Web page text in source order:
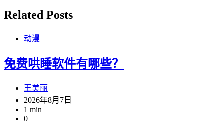
Related Posts
动漫
免费哄睡软件有哪些？
王美丽
2026年8月7日
1 min
0